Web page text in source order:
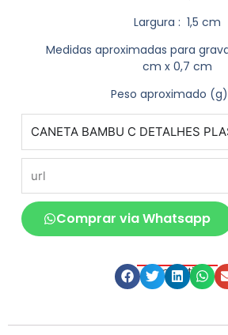
Largura : 1,5 cm
Medidas aproximadas para
cm x 0,7 cm
Peso aproximado
Comprar via Whatsapp
Compartilhe